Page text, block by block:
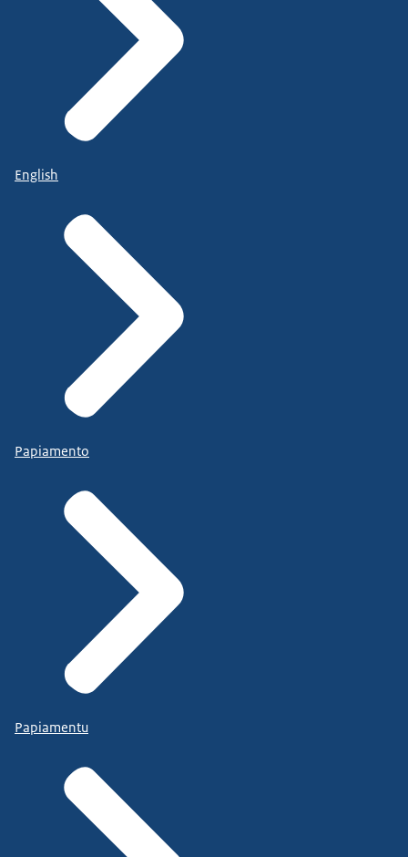
English
Papiamento
Papiamentu